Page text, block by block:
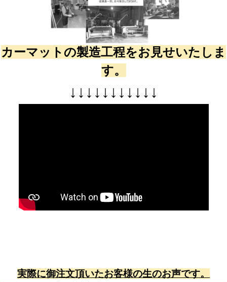
カーマットの製造工程をお見せいたしま
す。
↓ ↓ ↓ ↓ ↓ ↓ ↓ ↓ ↓ ↓ ↓
実際に御注文頂いたお客様の生のお声です。